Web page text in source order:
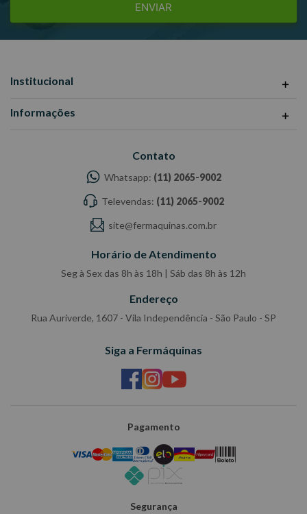
ENVIAR
Institucional
Informações
Contato
Whatsapp: (11) 2065-9002
Televendas: (11) 2065-9002
site@fermaquinas.com.br
Horário de Atendimento
Seg à Sex das 8h às 18h | Sáb das 8h às 12h
Endereço
Rua Auriverde, 1607 - Vila Independência - São Paulo - SP
Siga a Fermáquinas
Pagamento
Segurança